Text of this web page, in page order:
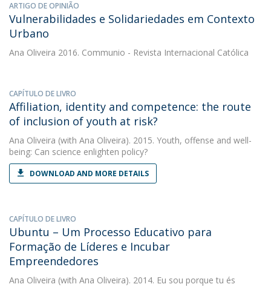
ARTIGO DE OPINIÃO
Vulnerabilidades e Solidariedades em Contexto
Urbano
Ana Oliveira 2016. Communio - Revista Internacional Católica
CAPÍTULO DE LIVRO
Affiliation, identity and competence: the route
of inclusion of youth at risk?
Ana Oliveira (with Ana Oliveira). 2015. Youth, offense and well-
being: Can science enlighten policy?
DOWNLOAD AND MORE DETAILS
CAPÍTULO DE LIVRO
Ubuntu – Um Processo Educativo para
Formação de Líderes e Incubar
Empreendedores
Ana Oliveira (with Ana Oliveira). 2014. Eu sou porque tu és